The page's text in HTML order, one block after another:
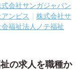
式会社サンガジャパン
ンビス
株式会社サ
会福祉法人ノテ福祉
の求人を職種か